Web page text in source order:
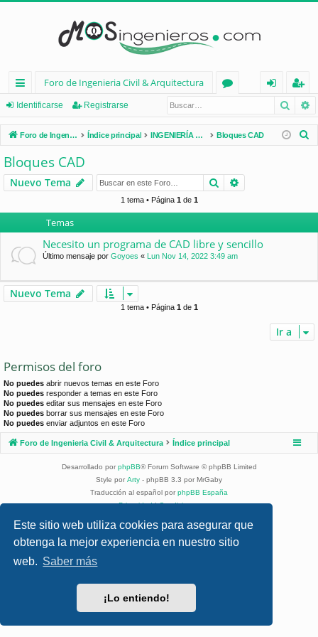
Este sitio web utiliza cookies para asegurar que
obtenga la mejor experiencia en nuestro sitio
web. Saber más
¡Lo entiendo!
nl
ac
es
rá
pi
d
os
Foro de Ingenieria Civil & Arquitectura
os
nt
ifi
e
eg
ist
ra
Identificarse Registrarse
Foro de Ingenieria Civil & Arquitectura Índice principal INGENIERÍA CIVIL (España) Bloques CAD
r
Bloques CAD
Nuevo Tema Buscar
1 tema • Página 1de 1
Temas
Necesito un programa de CAD libre y sencillo
Último mensaje por Goyoes « Lun Nov 14, 2022 3:49 am
Nuevo Tema
1 tema • Página 1de 1
Ir a
Permisos del foro
No puedes abrir nuevos temas en este Foro
No puedes responder a temas en este Foro
No puedes editar sus mensajes en este Foro
No puedes borrar sus mensajes en este Foro
No puedes enviar adjuntos en este Foro
Foro de Ingenieria Civil & Arquitectura Índice principal
Desarrollado por phpBB® Forum Software © phpBB Limited
Style por Arty - phpBB 3.3 por MrGaby
Traducción al español por phpBB España
Privacidad|Condiciones